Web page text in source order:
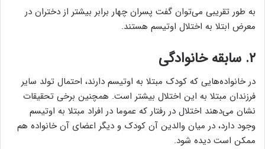
به طور تقریبی می‌توان گفت پسران چهار برابر بیشتر از دختران در
معرض ابتلا به اختلال اوتیسم هستند.
۲. سابقه خانوادگی
در خانواده‌هایی که کودک مبتلا به اوتیسم دارند، احتمال تولد سایر
فرزندان مبتلا به این اختلال بیشتر است. همچنین برخی تحقیقات
نشان می‌دهند اختلال در رفتار که عموما در افراد مبتلا به اوتیسم
وجود دارد، در میان والدین آن کودک و دیگر اعضای آن خانواده هم
ممکن است دیده شود.